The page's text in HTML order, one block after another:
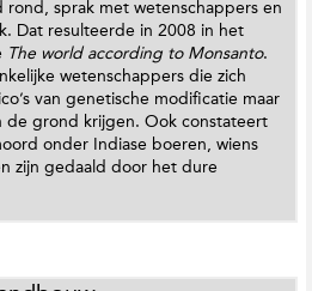
rond, sprak met wetenschappers en
Dat resulteerde in 2008 in het
The world according to Monsanto.
wetenschappers die zich
van genetische modificatie maar
de grond krijgen. Ook constateert
onder Indiase boeren, wiens
zijn gedaald door het dure